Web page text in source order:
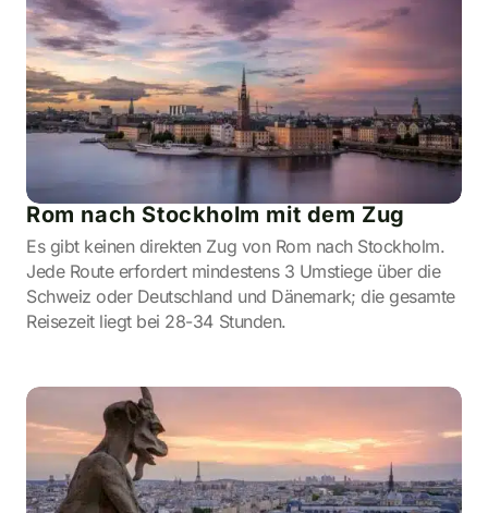
Rom nach Stockholm mit dem Zug
Es gibt keinen direkten Zug von Rom nach Stockholm.
Jede Route erfordert mindestens 3 Umstiege über die
Schweiz oder Deutschland und Dänemark; die gesamte
Reisezeit liegt bei 28-34 Stunden.